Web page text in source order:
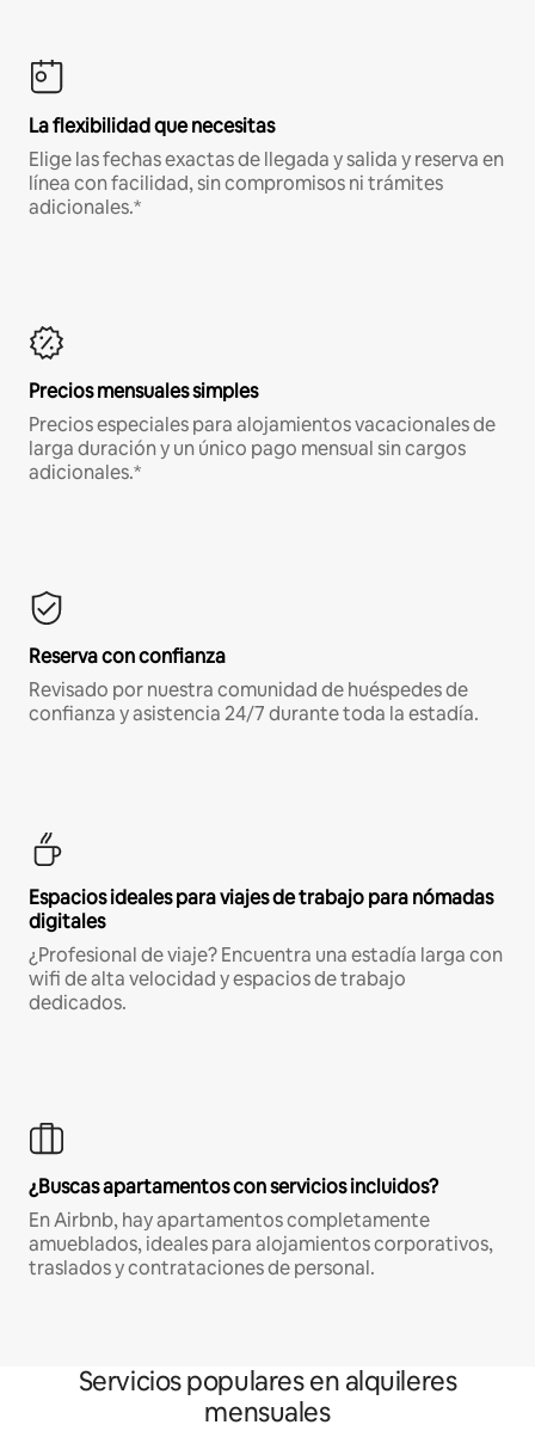
La flexibilidad que necesitas
Elige las fechas exactas de llegada y salida y reserva en
línea con facilidad, sin compromisos ni trámites
adicionales.*
Precios mensuales simples
Precios especiales para alojamientos vacacionales de
larga duración y un único pago mensual sin cargos
adicionales.*
Reserva con confianza
Revisado por nuestra comunidad de huéspedes de
confianza y asistencia 24/7 durante toda la estadía.
Espacios ideales para viajes de trabajo para nómadas
digitales
¿Profesional de viaje? Encuentra una estadía larga con
wifi de alta velocidad y espacios de trabajo
dedicados.
¿Buscas apartamentos con servicios incluidos?
En Airbnb, hay apartamentos completamente
amueblados, ideales para alojamientos corporativos,
traslados y contrataciones de personal.
Servicios populares en alquileres
mensuales